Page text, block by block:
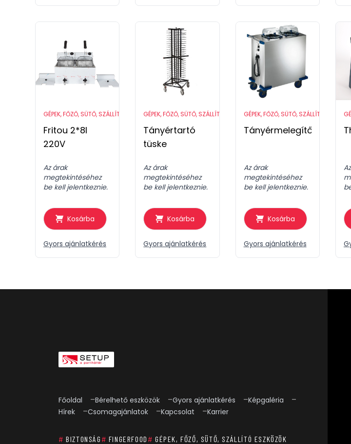
GÉPEK, FŐZŐ, SÜTŐ, SZÁLLÍTÓ ESZKÖZÖK
Fritou 2*8l
220V
Az árak
megtekintéséhez
be kell jelentkeznie.
Kosárba
Gyors ajánlatkérés
GÉPEK, FŐZŐ, SÜTŐ, SZÁLLÍTÓ ESZKÖZÖK
Tányértartó
tüske
Az árak
megtekintéséhez
be kell jelentkeznie.
Kosárba
Gyors ajánlatkérés
GÉPEK, FŐZŐ, SÜTŐ, SZÁLLÍTÓ
Tányérmelegítő
Az árak
megtekintéséhez
be kell jelentkeznie.
Kosárba
Gyors ajánlatkérés
Főoldal Bérelhető eszközök Gyors ajánlatkérés
Képgaléria
Hírek
Csomagajánlatok Kapcsolat Karrier
# BIZTONSÁG # FINGERFOOD # GÉPEK, FŐZŐ, SÜTŐ, SZÁLLÍTÓ ESZKÖZÖK